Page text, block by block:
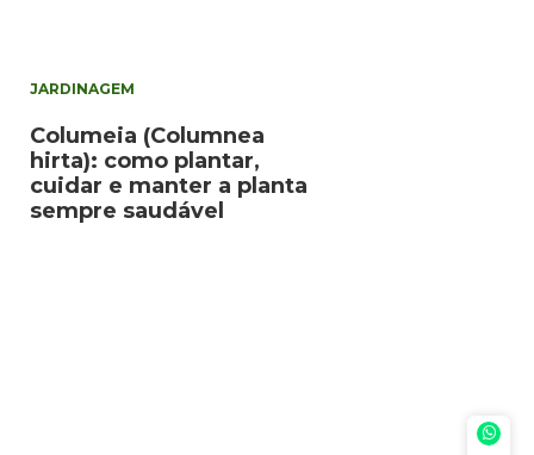
JARDINAGEM
Columeia (Columnea
hirta): como plantar,
cuidar e manter a planta
sempre saudável